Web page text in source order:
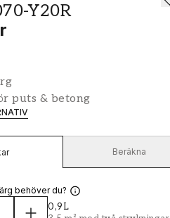
Y20R
puts & betong
Beräkna
behöver du?
0,9L